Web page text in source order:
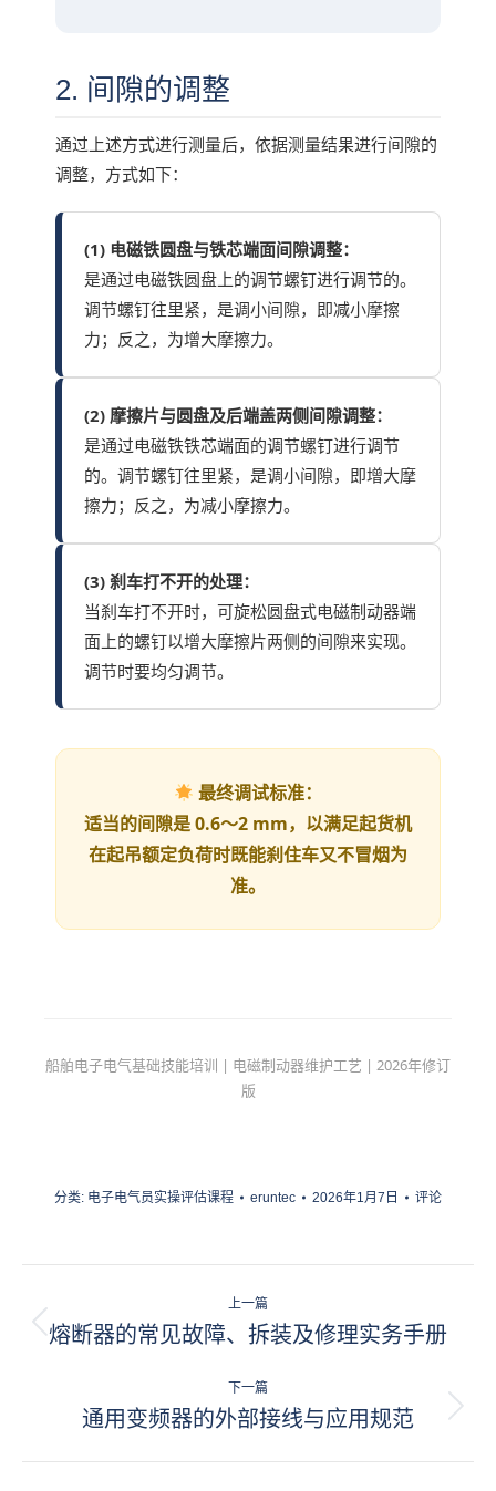
2. 间隙的调整
通过上述方式进行测量后，依据测量结果进行间隙的
调整，方式如下：
(1) 电磁铁圆盘与铁芯端面间隙调整：
是通过电磁铁圆盘上的调节螺钉进行调节的。
调节螺钉往里紧，是调小间隙，即减小摩擦
力；反之，为增大摩擦力。
(2) 摩擦片与圆盘及后端盖两侧间隙调整：
是通过电磁铁铁芯端面的调节螺钉进行调节
的。调节螺钉往里紧，是调小间隙，即增大摩
擦力；反之，为减小摩擦力。
(3) 刹车打不开的处理：
当刹车打不开时，可旋松圆盘式电磁制动器端
面上的螺钉以增大摩擦片两侧的间隙来实现。
调节时要均匀调节。
最终调试标准：
适当的间隙是 0.6～2 mm，以满足起货机
在起吊额定负荷时既能刹住车又不冒烟为
准。
船舶电子电气基础技能培训 | 电磁制动器维护工艺 | 2026年修订
版
分类: 电子电气员实操评估课程 eruntec 2026年1月7日 评论
目
上一篇
上
项
目：
熔断器的常见故障、拆装及修理实务手册
下一篇
下
项
通用变频器的外部接线与应用规范